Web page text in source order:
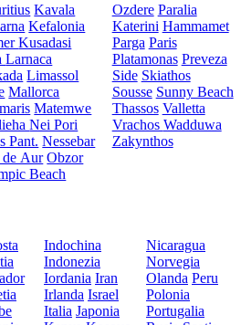
Kavala
Kefalonia
Kusadasi
Larnaca
Limassol
Mallorca
Matemwe
Nei Pori
Pant. Nessebar
de Aur Obzor
Beach
Ozdere Paralia
Katerini Hammamet
Parga Paris
Platamonas Preveza
Side Skiathos
Sousse Sunny Beach
Thassos Valletta
Vrachos Wadduwa
Zakynthos
Indochina
Indonezia
Iordania Iran
Irlanda Israel
Italia Japonia
Nicaragua
Norvegia
Olanda Peru
Polonia
Portugalia